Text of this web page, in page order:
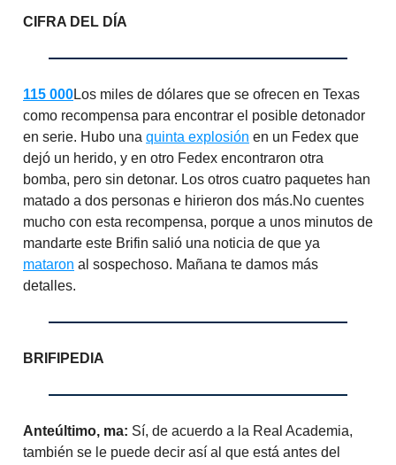
CIFRA DEL DÍA
115 000Los miles de dólares que se ofrecen en Texas
como recompensa para encontrar el posible detonador
en serie. Hubo una quinta explosión en un Fedex que
dejó un herido, y en otro Fedex encontraron otra
bomba, pero sin detonar. Los otros cuatro paquetes han
matado a dos personas e hirieron dos más.No cuentes
mucho con esta recompensa, porque a unos minutos de
mandarte este Brifin salió una noticia de que ya
mataron al sospechoso. Mañana te damos más
detalles.
BRIFIPEDIA
Anteúltimo, ma: Sí, de acuerdo a la Real Academia,
también se le puede decir así al que está antes del